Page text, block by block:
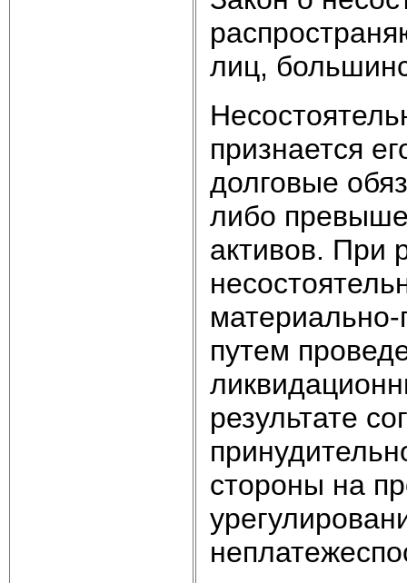
лиц,
признается
долговые
либо
активов. При
путем
результате
стороны на